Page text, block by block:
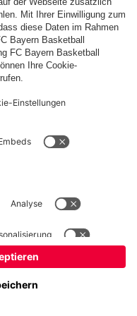
Barrierefreiheit
FAQ Kontakt
Einstellungen